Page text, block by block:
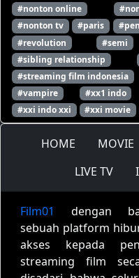
#nonton online
#nonton tv
#paris
#revolution
#semi
#sibling relationship
#streaming film indonesia
#vampire
#xx1 indo
#xxi indo xxi
#xxi movie
HOME MOVIE
LIVE TV
Film01
dengan
sebuah platform
akses kepada
streaming film